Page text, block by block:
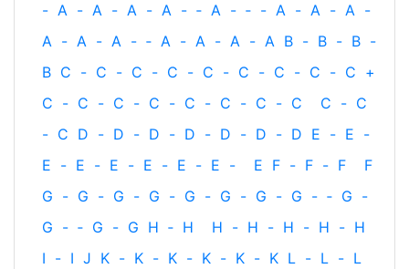
- A - A - A - A - ‐ A - ‐ - A - A - A -
A - A - A - ‐ A - A - A - A B - B - B -
B C - C - C - C - C - C - C - C - C +
C - C - C - C - C - C - C - C C - C
- C D - D - D - D - D - D - D E - E -
E - E - E - E - E - E - E F - F - F
F
G - G - G - G - G - G - G - G - ‐ G -
G - ‐ G - G H ‐ H H - H - H - H - H
I - I J K - K - K - K - K - K L - L - L